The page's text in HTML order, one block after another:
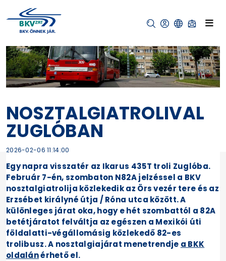
NOSZTALGIATROLIVAL
ZUGLÓBAN
2026-02-06 11:14:00
Egy napra visszatér az Ikarus 435T troli Zuglóba.
Február 7-én, szombaton N82A jelzéssel a BKV
nosztalgiatrolija közlekedik az Örs vezér tere és az
Erzsébet királyné útja / Róna utca között. A
különleges járat oka, hogy e hét szombattól a 82A
betétjáratot felváltja az egészen a Mexikói úti
földalatti-végállomásig közlekedő 82-es
trolibusz. A nosztalgiajárat menetrendje a BKK
oldalánérhető el.